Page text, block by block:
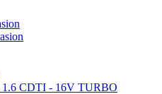
CDTI - 16V TURBO